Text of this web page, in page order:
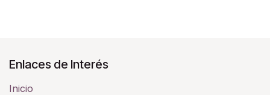
Enlaces de Interés
Inicio